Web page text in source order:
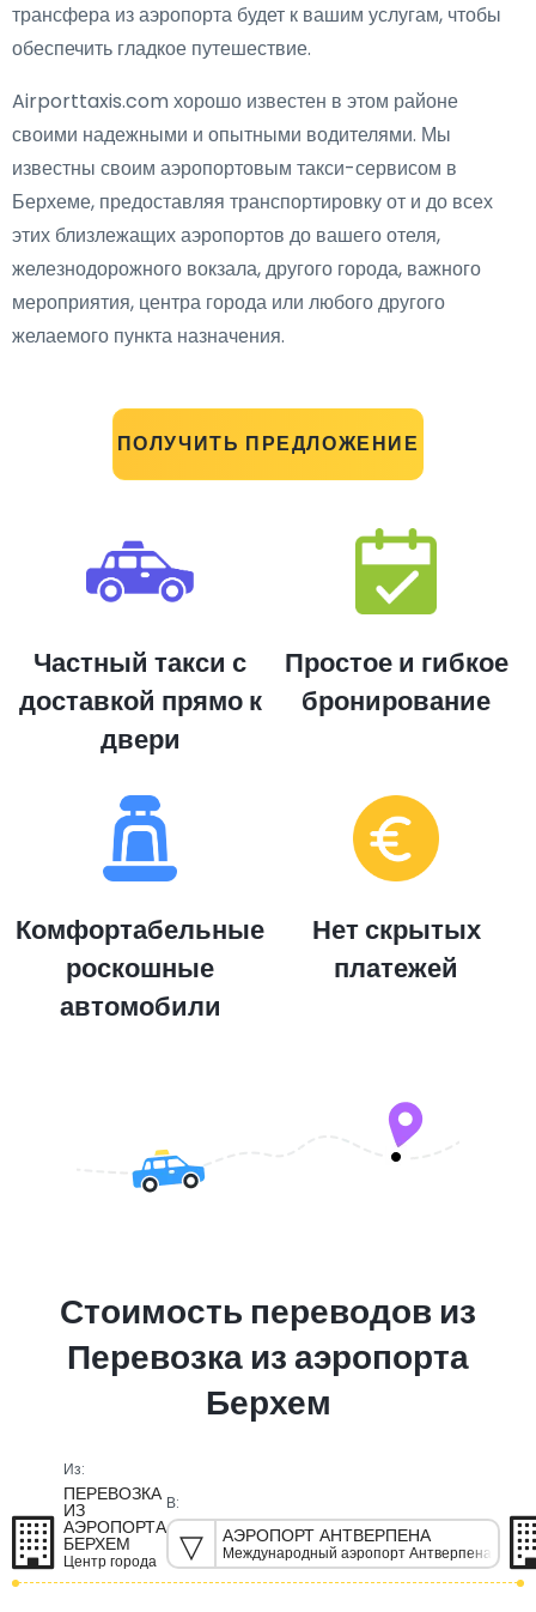
ПОЛУЧИТЬ ПРЕДЛОЖЕНИЕ
трансфера из аэропорта будет к вашим услугам, чтобы
обеспечить гладкое путешествие.
Airporttaxis.com хорошо известен в этом районе
своими надежными и опытными водителями. Мы
известны своим аэропортовым такси-сервисом в
Берхеме, предоставляя транспортировку от и до всех
этих близлежащих аэропортов до вашего отеля,
железнодорожного вокзала, другого города, важного
мероприятия, центра города или любого другого
желаемого пункта назначения.
Частный такси с
доставкой прямо к
двери
Простое и гибкое
бронирование
Комфортабельные
роскошные
автомобили
Нет скрытых
платежей
Стоимость переводов из
Перевозка из аэропорта
Берхем
Из:
ПЕРЕВОЗКА
ИЗ
АЭРОПОРТА
БЕРХЕМ
Центр города
В:
АЭРОПОРТ АНТВЕРПЕНА
Международный аэропорт Антверпена